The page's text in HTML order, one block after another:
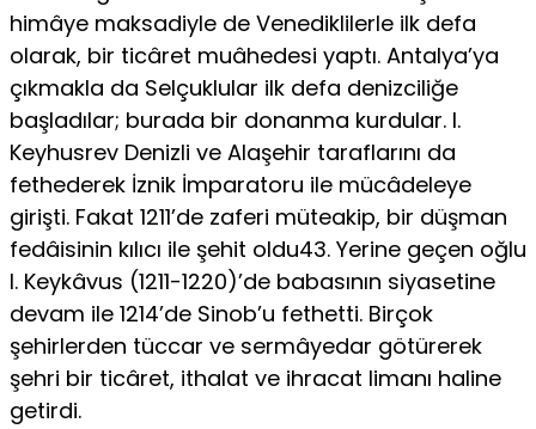
himâye maksadiyle de Venediklilerle ilk defa
olarak, bir ticâret muâhedesi yaptı. Antalya’ya
çıkmakla da Selçuklular ilk defa denizciliğe
başladılar; burada bir donanma kurdular. I.
Keyhusrev Denizli ve Alaşehir taraflarını da
fethederek İznik İmparatoru ile mücâdeleye
girişti. Fakat 1211’de zaferi müteakip, bir düşman
fedâisinin kılıcı ile şehit oldu43. Yerine geçen oğlu
I. Keykâvus (1211-1220)’de babasının siyasetine
devam ile 1214’de Sinob’u fethetti. Birçok
şehirlerden tüccar ve sermâyedar götürerek
şehri bir ticâret, ithalat ve ihracat limanı haline
getirdi.